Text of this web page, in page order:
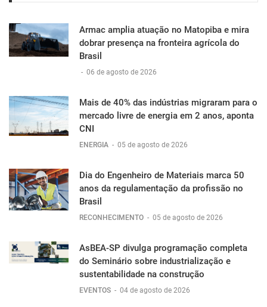
Armac amplia atuação no Matopiba e mira
dobrar presença na fronteira agrícola do
Brasil
- 06 de agosto de 2026
Mais de 40% das indústrias migraram para o
mercado livre de energia em 2 anos, aponta
CNI
ENERGIA - 05 de agosto de 2026
Dia do Engenheiro de Materiais marca 50
anos da regulamentação da profissão no
Brasil
RECONHECIMENTO - 05 de agosto de 2026
AsBEA-SP divulga programação completa
do Seminário sobre industrialização e
sustentabilidade na construção
EVENTOS - 04 de agosto de 2026